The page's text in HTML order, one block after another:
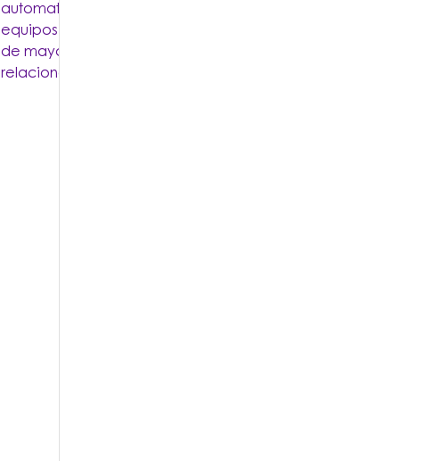
automatización de tareas repetitivas, liberando a los
equipos de seguridad para concentrarse en incidentes
de mayor complejidad y en actividades estratégicas
relacionadas con la gestión del riesgo.